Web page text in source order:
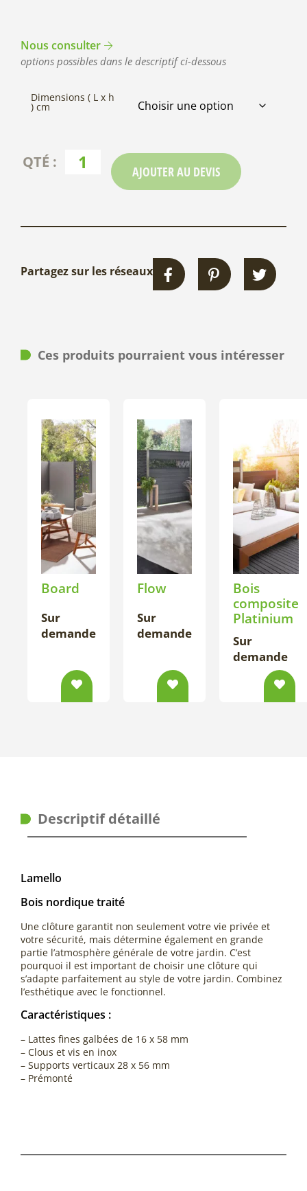
Nous consulter
options possibles dans le descriptif ci-dessous
Dimensions ( L x h
) cm
AJOUTER AU DEVIS
Partagez sur les réseaux
Ces produits pourraient vous intéresser
Board
Sur
demande
Flow
Sur
demande
Bois
composite
Platinium
Sur
demande
Descriptif détaillé
Lamello
Bois nordique traité
Une clôture garantit non seulement votre vie privée et
votre sécurité, mais détermine également en grande
partie l’atmosphère générale de votre jardin. C’est
pourquoi il est important de choisir une clôture qui
s’adapte parfaitement au style de votre jardin. Combinez
l’esthétique avec le fonctionnel.
Caractéristiques :
– Lattes fines galbées de 16 x 58 mm
– Clous et vis en inox
– Supports verticaux 28 x 56 mm
– Prémonté